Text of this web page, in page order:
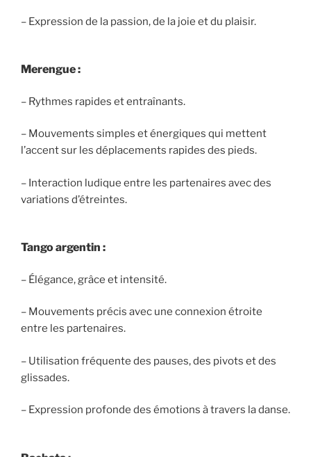
– Expression de la passion, de la joie et du plaisir.
Merengue :
– Rythmes rapides et entraînants.
– Mouvements simples et énergiques qui mettent
l’accent sur les déplacements rapides des pieds.
– Interaction ludique entre les partenaires avec des
variations d’étreintes.
Tango argentin :
– Élégance, grâce et intensité.
– Mouvements précis avec une connexion étroite
entre les partenaires.
– Utilisation fréquente des pauses, des pivots et des
glissades.
– Expression profonde des émotions à travers la danse.